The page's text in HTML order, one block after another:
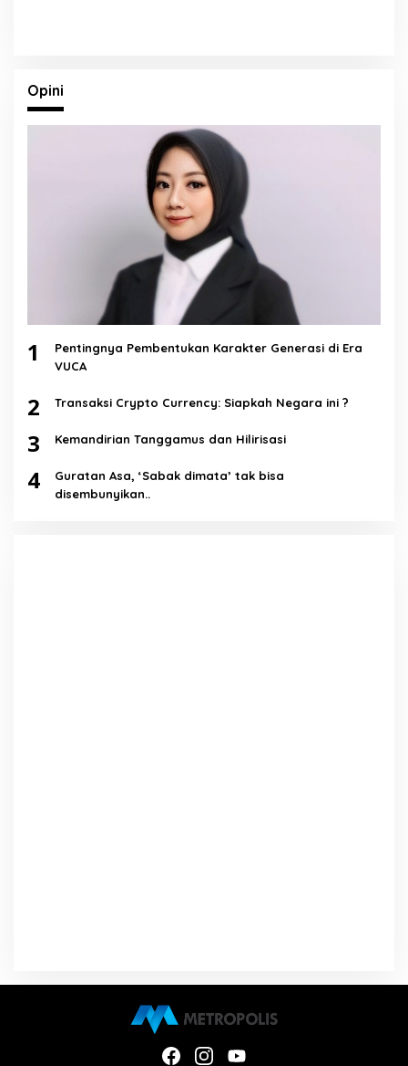
Opini
1
Pentingnya Pembentukan Karakter Generasi di Era
VUCA
2 Transaksi Crypto Currency: Siapkah Negara ini ?
3 Kemandirian Tanggamus dan Hilirisasi
4
Guratan Asa, ‘Sabak dimata’ tak bisa
disembunyikan..